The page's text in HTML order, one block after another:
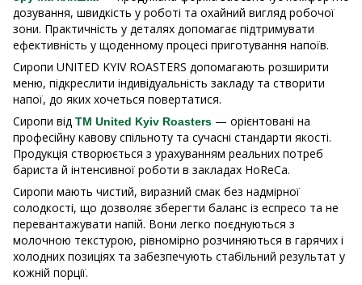
дозування, швидкість у роботі та охайний вигляд робочої
зони. Практичність у деталях допомагає підтримувати
ефективність у щоденному процесі приготування напоїв.
Сиропи UNITED KYIV ROASTERS допомагають розширити
меню, підкреслити індивідуальність закладу та створити
напої, до яких хочеться повертатися.
Сиропи від ТМ United Kyiv Roasters — орієнтовані на
професійну кавову спільноту та сучасні стандарти якості.
Продукція створюється з урахуванням реальних потреб
бариста й інтенсивної роботи в закладах HoReCa.
Сиропи мають чистий, виразний смак без надмірної
солодкості, що дозволяє зберегти баланс із еспресо та не
перевантажувати напій. Вони легко поєднуються з
молочною текстурою, рівномірно розчиняються в гарячих і
холодних позиціях та забезпечують стабільний результат у
кожній порції.